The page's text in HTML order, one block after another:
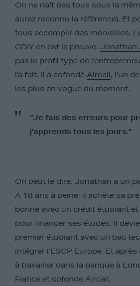
On ne naît pas tous sous la
aurez reconnu la référence). Et
tous accomplir des merveilles.
GDIY en est la preuve. Jonathan
pas le profil type de
l’a fait. Il a cofondé Aircall, l’un
les plus en vogue du moment.
“Je fais des erreurs pour
j’apprends tous les jours.”
On peut le dire, Jonathan a un
A 18 ans à peine, il achète sa
bonne avec un crédit étudiant
pour financer ses études. Il
premier étudiant avec un bac
intégrer l’ESCP Europe. Et
à travailler dans la banque à
France et cofonde Aircall.